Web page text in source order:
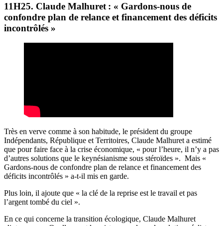
11H25. Claude Malhuret : « Gardons-nous de
confondre plan de relance et financement des déficits
incontrôlés »
Très en verve comme à son habitude, le président du groupe
Indépendants, République et Territoires, Claude Malhuret a estimé
que pour faire face à la crise économique, « pour l’heure, il n’y a pas
d’autres solutions que le keynésianisme sous stéroïdes ». Mais «
Gardons-nous de confondre plan de relance et financement des
déficits incontrôlés » a-t-il mis en garde.
Plus loin, il ajoute que « la clé de la reprise est le travail et pas
l’argent tombé du ciel ».
En ce qui concerne la transition écologique, Claude Malhuret